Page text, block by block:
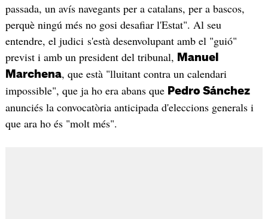
passada, un avís navegants per a catalans, per a bascos,
perquè ningú més no gosi desafiar l'Estat". Al seu
entendre, el judici s'està desenvolupant amb el "guió"
previst i amb un president del tribunal,
Manuel
Marchena, que està "lluitant contra un calendari
impossible", que ja ho era abans que Pedro Sánchez
anunciés la convocatòria anticipada d'eleccions generals i
que ara ho és "molt més".